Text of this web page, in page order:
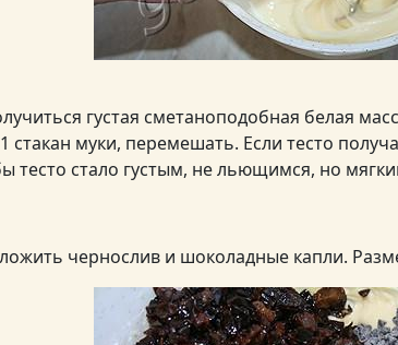
густая сметаноподобная белая
стакан муки, перемешать. Если тесто
тесто стало густым, не льющимся, но
чернослив и шоколадные капли.